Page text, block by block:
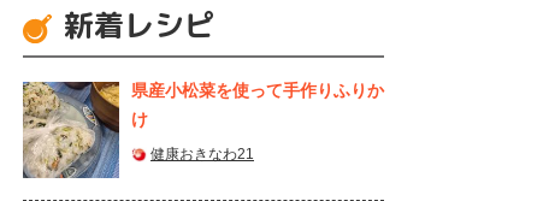
新着レシピ
県産⼩松菜を使って⼿作りふりか
け
健康おきなわ21